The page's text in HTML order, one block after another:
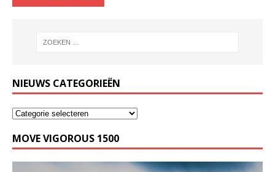
NIEUWS CATEGORIEËN
MOVE VIGOROUS 1500